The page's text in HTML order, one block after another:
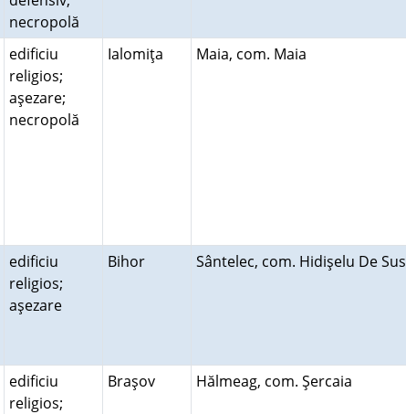
necropolă
edificiu
religios;
aşezare;
necropolă
Ialomiţa Maia, com. Maia
edificiu
religios;
aşezare
Bihor Sântelec, com. Hidişelu De Sus
edificiu
religios;
Braşov Hălmeag, com. Şercaia